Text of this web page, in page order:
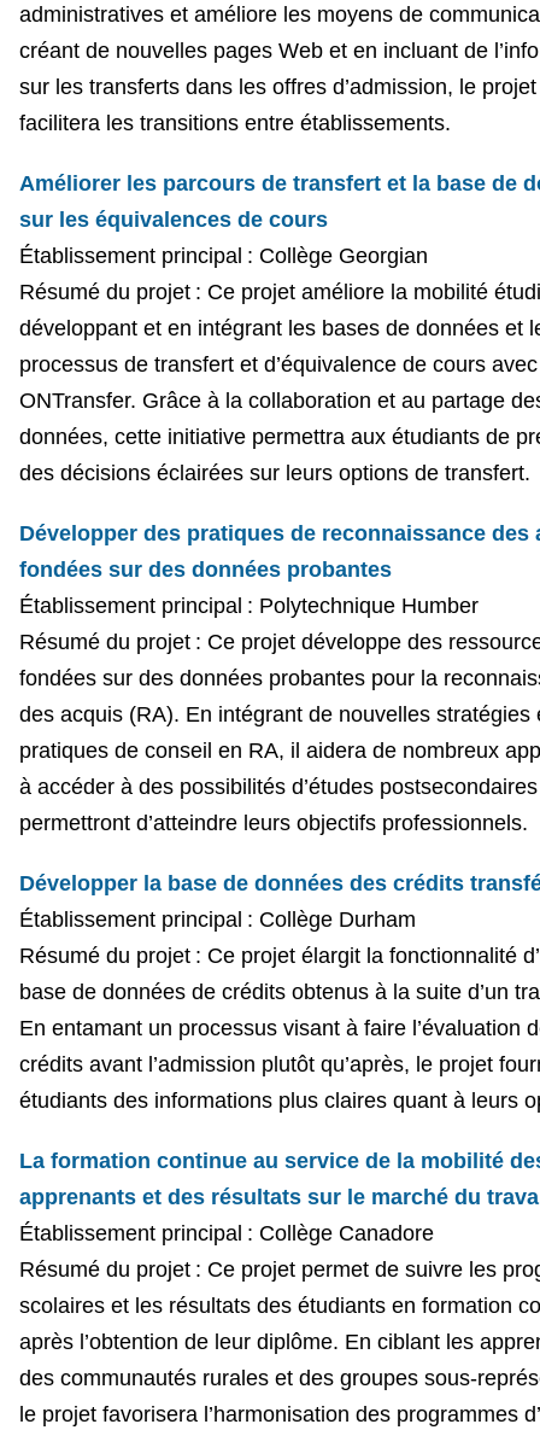
administratives et améliore les moyens de
créant de nouvelles pages Web et en incluant de
sur les transferts dans les offres d’admission, le projet
facilitera les transitions entre établissements.
Améliorer les parcours de transfert et la base de
sur les équivalences de cours
Établissement principal : Collège Georgian
Résumé du projet : Ce projet améliore la mobilité
développant et en intégrant les bases de données et
processus de transfert et d’équivalence de cours avec
ONTransfer. Grâce à la collaboration et au partage
données, cette initiative permettra aux étudiants de
des décisions éclairées sur leurs options de transfert.
Développer des pratiques de reconnaissance des
fondées sur des données probantes
Établissement principal : Polytechnique Humber
Résumé du projet : Ce projet développe des
fondées sur des données probantes pour la
des acquis (RA). En intégrant de nouvelles stratégies
pratiques de conseil en RA, il aidera de nombreux
à accéder à des possibilités d’études
permettront d’atteindre leurs objectifs professionnels.
Développer la base de données des crédits
Établissement principal : Collège Durham
Résumé du projet : Ce projet élargit la fonctionnalité
base de données de crédits obtenus à la suite d’un
En entamant un processus visant à faire l’évaluation
crédits avant l’admission plutôt qu’après, le projet
étudiants des informations plus claires quant à leurs
La formation continue au service de la mobilité
apprenants et des résultats sur le marché du
Établissement principal : Collège Canadore
Résumé du projet : Ce projet permet de suivre les
scolaires et les résultats des étudiants en formation
après l’obtention de leur diplôme. En ciblant les
des communautés rurales et des groupes sous-
le projet favorisera l’harmonisation des programmes